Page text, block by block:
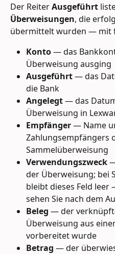
Der Reiter Ausgeführt
Überweisungen, die
übermittelt wurden — mit
Konto — das
Überweisung ausging
Ausgeführt — das
die Bank
Angelegt — das
Überweisung in
Empfänger — Name
Zahlungsempfängers
Sammelüberweisung
Verwendungszweck
der Überweisung; bei
bleibt dieses Feld
sehen Sie nach dem
Beleg — der
Überweisung aus
vorbereitet wurde
Betrag — der